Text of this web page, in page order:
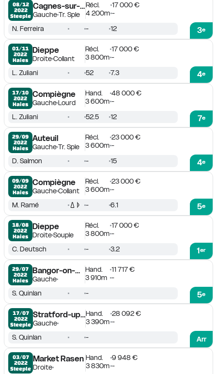
08/12
2022
Steeple
Cagnes-sur-Mer
GaucheTr. Sple
Récl.
17 000 €
4 200m -
3e
N. Ferreira - 12
01/11
2022
Haies
Dieppe
DroiteCollant
Récl.
17 000 €
3 800m -
4e
L. Zuliani 52 7.3
17/10
2022
Haies
Compiègne
GaucheLourd
Hand.
48 000 €
3 600m -
7e
L. Zuliani 52.5 12
29/09
2022
Haies
Auteuil
GaucheTr. Sple
Récl.
23 000 €
3 600m -
4e
D. Salmon - 15
09/09
2022
Haies
Compiègne
GaucheCollant
Récl.
23 000 €
3 600m -
5e
M. Ramé - 6.1
18/08
2022
Haies
Dieppe
DroiteSouple
Récl.
17 000 €
3 800m -
1er
C. Deutsch - 3.2
29/07
2022
Haies
Bangor-on-Dee
Gauche
Hand.
11 717 €
3 910m -
5e
S. Quinlan -
17/07
2022
Steeple
Stratford-upon-Avon
Gauche
Hand.
28 092 €
3 390m -
Arr
S. Quinlan -
03/07
2022
Steeple
Market Rasen
Droite
Hand.
9 948 €
3 830m -